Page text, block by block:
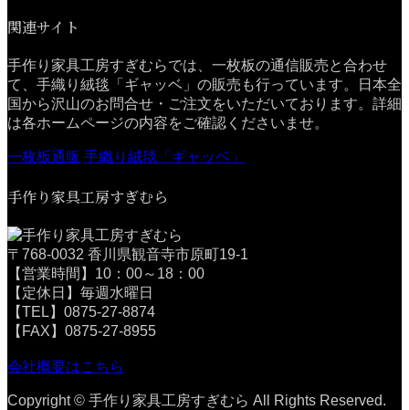
関連サイト
手作り家具工房すぎむらでは、一枚板の通信販売と合わせ
て、手織り絨毯「ギャッベ」の販売も行っています。日本全
国から沢山のお問合せ・ご注文をいただいております。詳細
は各ホームページの内容をご確認くださいませ。
一枚板通販 手織り絨毯「ギャッベ」
手作り家具工房すぎむら
〒768-0032 香川県観音寺市原町19-1
【営業時間】10：00～18：00
【定休日】毎週水曜日
【TEL】0875-27-8874
【FAX】0875-27-8955
会社概要はこちら
Copyright © 手作り家具工房すぎむら All Rights Reserved.